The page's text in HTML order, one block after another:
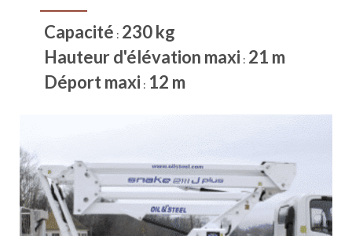
Capacité : 230 kg
Hauteur d'élévation maxi : 21 m
Déport maxi : 12 m